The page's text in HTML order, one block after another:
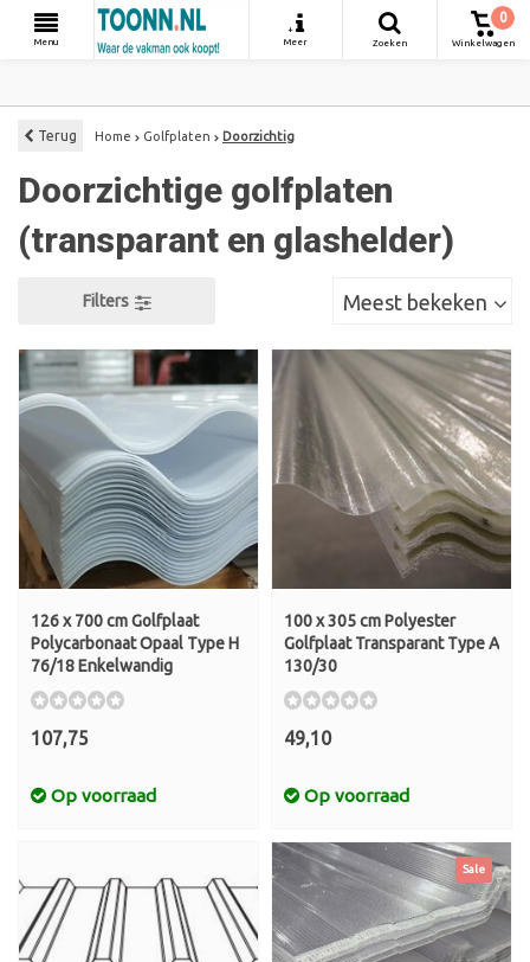
Menu
+
Meer
Zoeken
0
Winkelwagen
Terug Home Golfplaten Doorzichtig
Doorzichtige golfplaten
(transparant en glashelder)
Filters Meest bekeken
126 x 700 cm Golfplaat
Polycarbonaat Opaal Type H
76/18 Enkelwandig
107,75
Op voorraad
100 x 305 cm Polyester
Golfplaat Transparant Type A
130/30
49,10
Op voorraad
Sale